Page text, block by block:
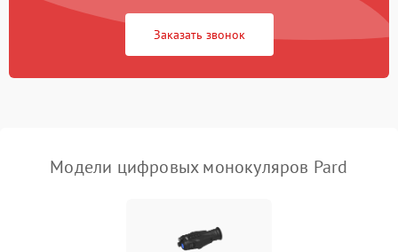
Неисправность Wi-
Fi/Bluetooth модуля
1500 ₽
изображения
1000 ₽
Заказать звонок
Модели цифровых монокуляров Pard